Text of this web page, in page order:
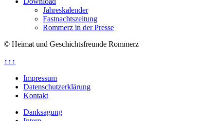
Jahreskalender
Fastnachtszeitung
Rommerz in der Presse
© Heimat und Geschichtsfreunde Rommerz
↑↑↑
Impressum
Datenschutzerklärung
Kontakt
Danksagung